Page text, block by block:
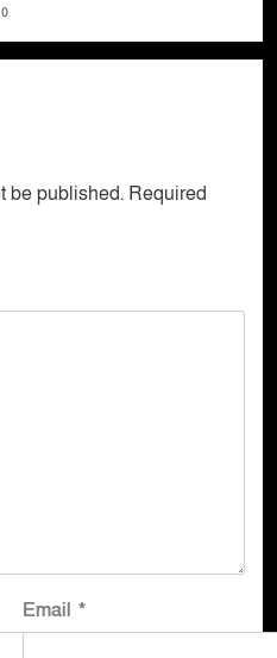
0
be published. Required
Email *